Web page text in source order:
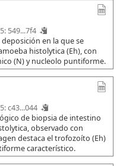
549...7f4
en la que se
histolytica (Eh), con
(N) y nucleolo puntiforme.
c43...044
de biopsia de intestino
observado con
destaca el trofozoíto (Eh)
característico.